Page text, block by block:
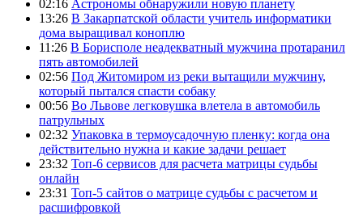
02:16 Астрономы обнаружили новую планету
13:26 В Закарпатской области учитель информатики
дома выращивал коноплю
11:26 В Борисполе неадекватный мужчина протаранил
пять автомобилей
02:56 Под Житомиром из реки вытащили мужчину,
который пытался спасти собаку
00:56 Во Львове легковушка влетела в автомобиль
патрульных
02:32 Упаковка в термоусадочную пленку: когда она
действительно нужна и какие задачи решает
23:32 Топ-6 сервисов для расчета матрицы судьбы
онлайн
23:31 Топ-5 сайтов о матрице судьбы с расчетом и
расшифровкой